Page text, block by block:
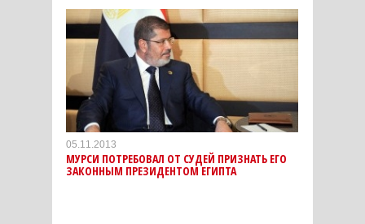
05.11.2013
МУРСИ ПОТРЕБОВАЛ ОТ СУДЕЙ ПРИЗНАТЬ ЕГО
ЗАКОННЫМ ПРЕЗИДЕНТОМ ЕГИПТА